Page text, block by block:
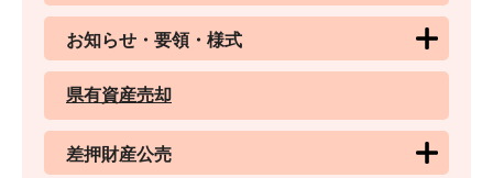
お知らせ・要領・様式
県有資産売却
差押財産公売